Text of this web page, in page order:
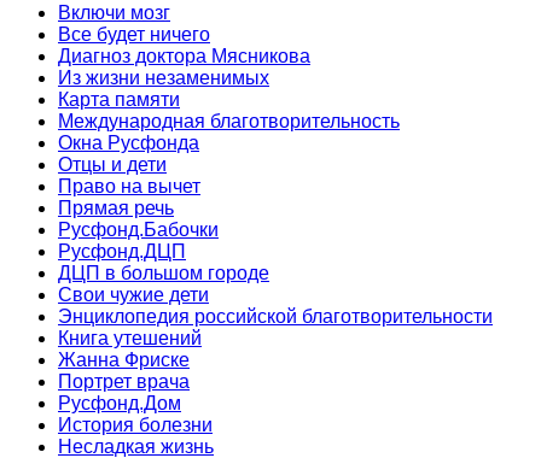
Включи мозг
Все будет ничего
Диагноз доктора Мясникова
Из жизни незаменимых
Карта памяти
Международная благотворительность
Окна Русфонда
Отцы и дети
Право на вычет
Прямая речь
Русфонд.Бабочки
Русфонд.ДЦП
ДЦП в большом городе
Свои чужие дети
Энциклопедия российской благотворительности
Книга утешений
Жанна Фриске
Портрет врача
Русфонд.Дом
История болезни
Несладкая жизнь